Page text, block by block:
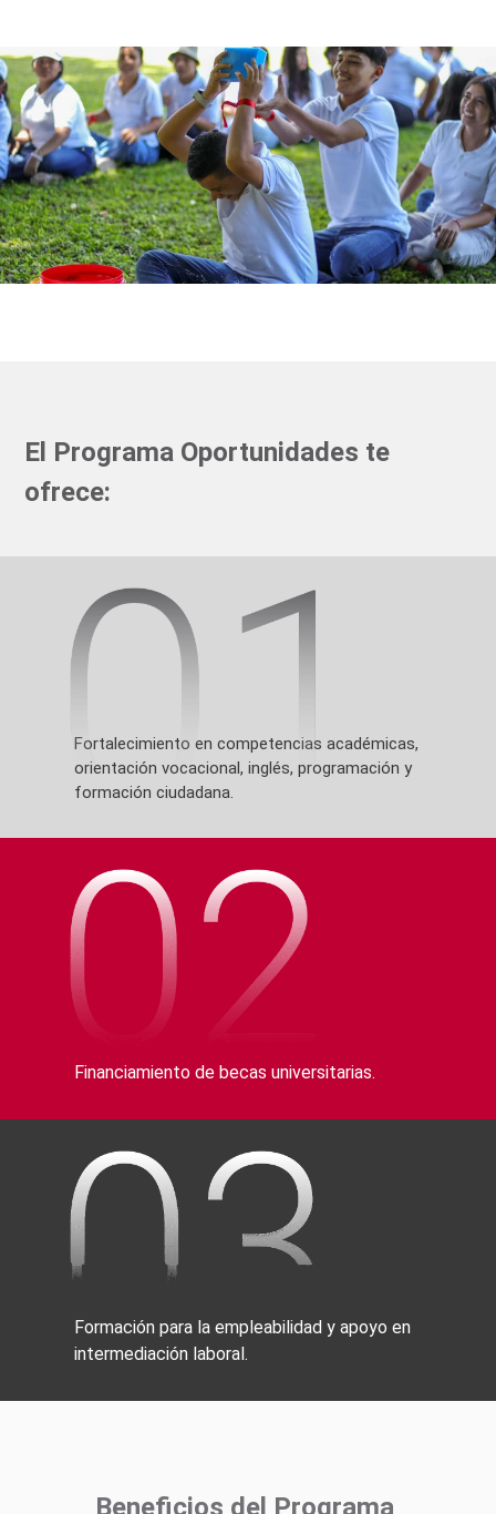
El Programa Oportunidades te
ofrece:
Fortalecimiento en competencias académicas,
orientación vocacional, inglés, programación y
formación ciudadana.
Financiamiento de becas universitarias.
Formación para la empleabilidad y apoyo en
intermediación laboral.